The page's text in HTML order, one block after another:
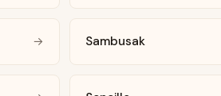
→ Sambusak